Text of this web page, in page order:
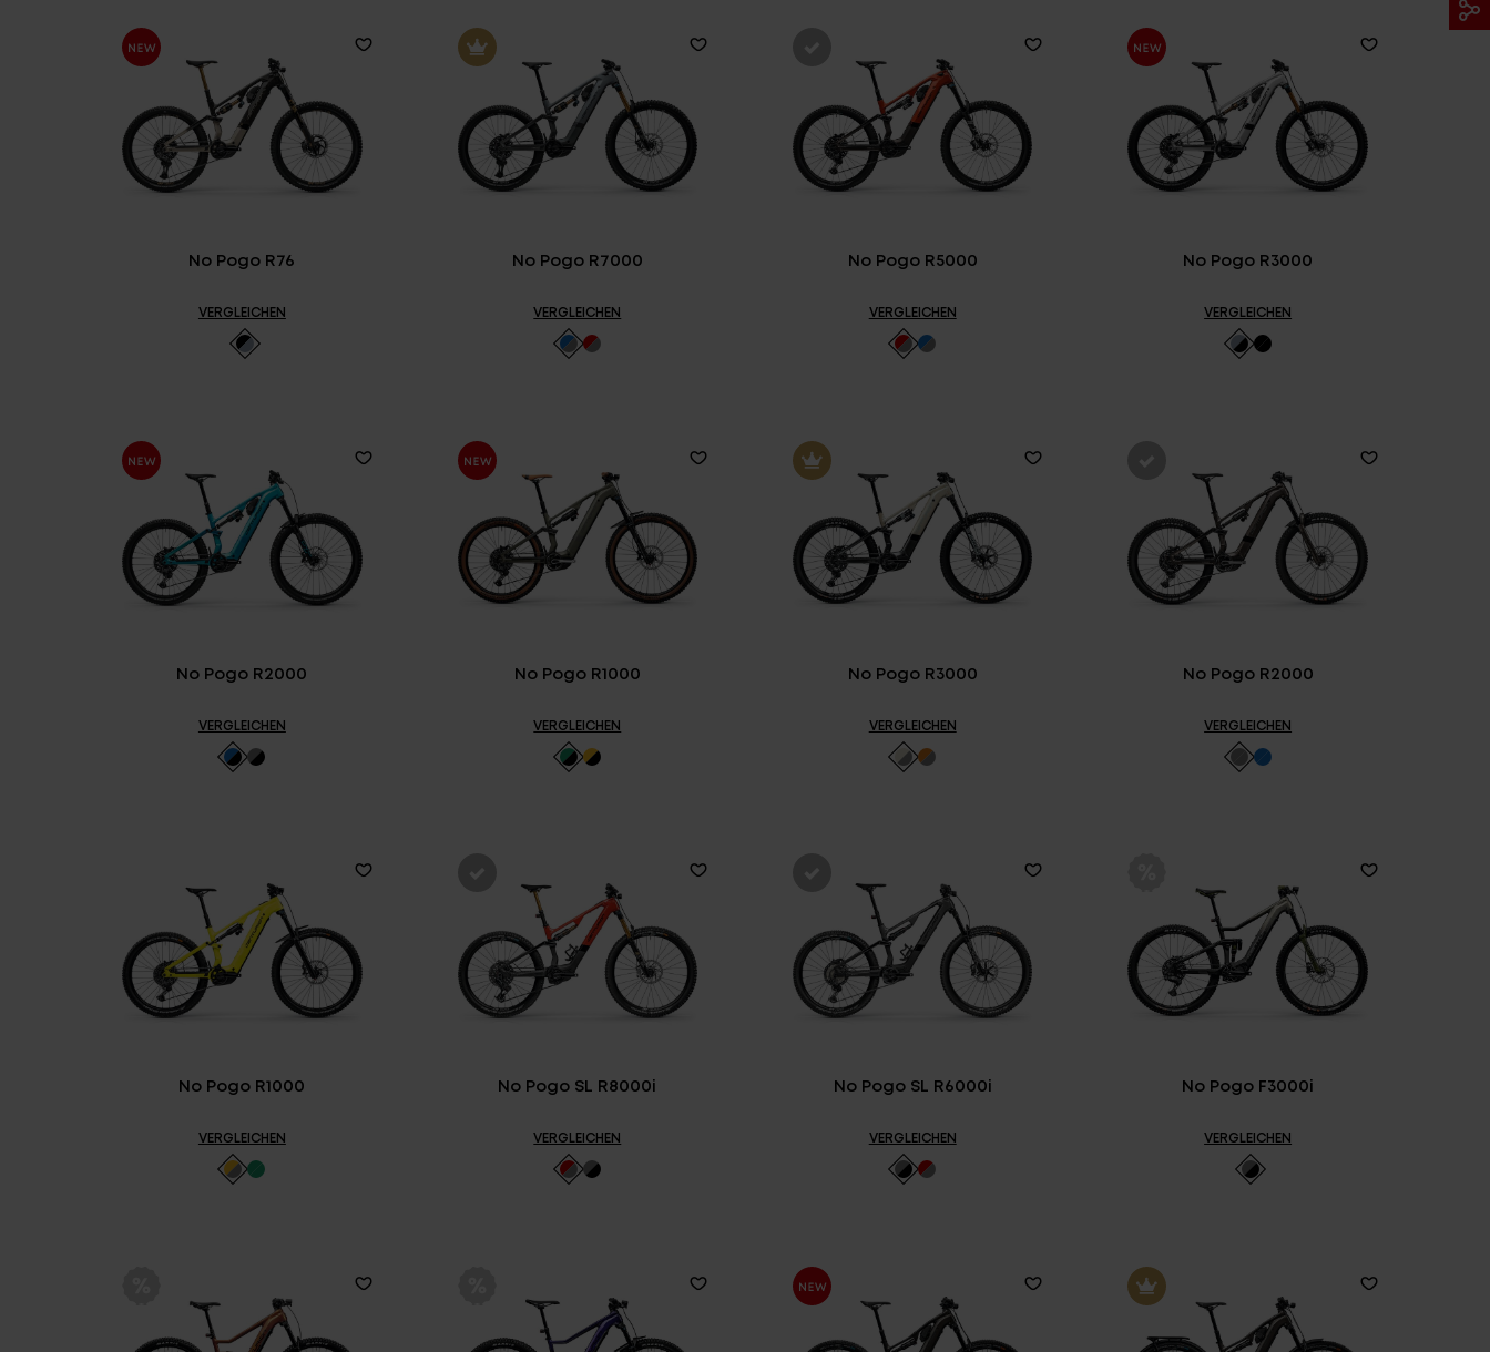
Partner
E-BIKE ARCHIV FINDE DEIN E-BIKE
No Pogo R76
VERGLEICHEN
No Pogo R7000
VERGLEICHEN
No Pogo R5000
VERGLEICHEN
No Pogo R3000
VERGLEICHEN
No Pogo R2000
VERGLEICHEN
No Pogo R1000
VERGLEICHEN
No Pogo R3000
VERGLEICHEN
No Pogo R2000
VERGLEICHEN
No Pogo R1000
VERGLEICHEN
No Pogo SL R8000i
VERGLEICHEN
No Pogo SL R6000i
VERGLEICHEN
No Pogo F3000i
VERGLEICHEN